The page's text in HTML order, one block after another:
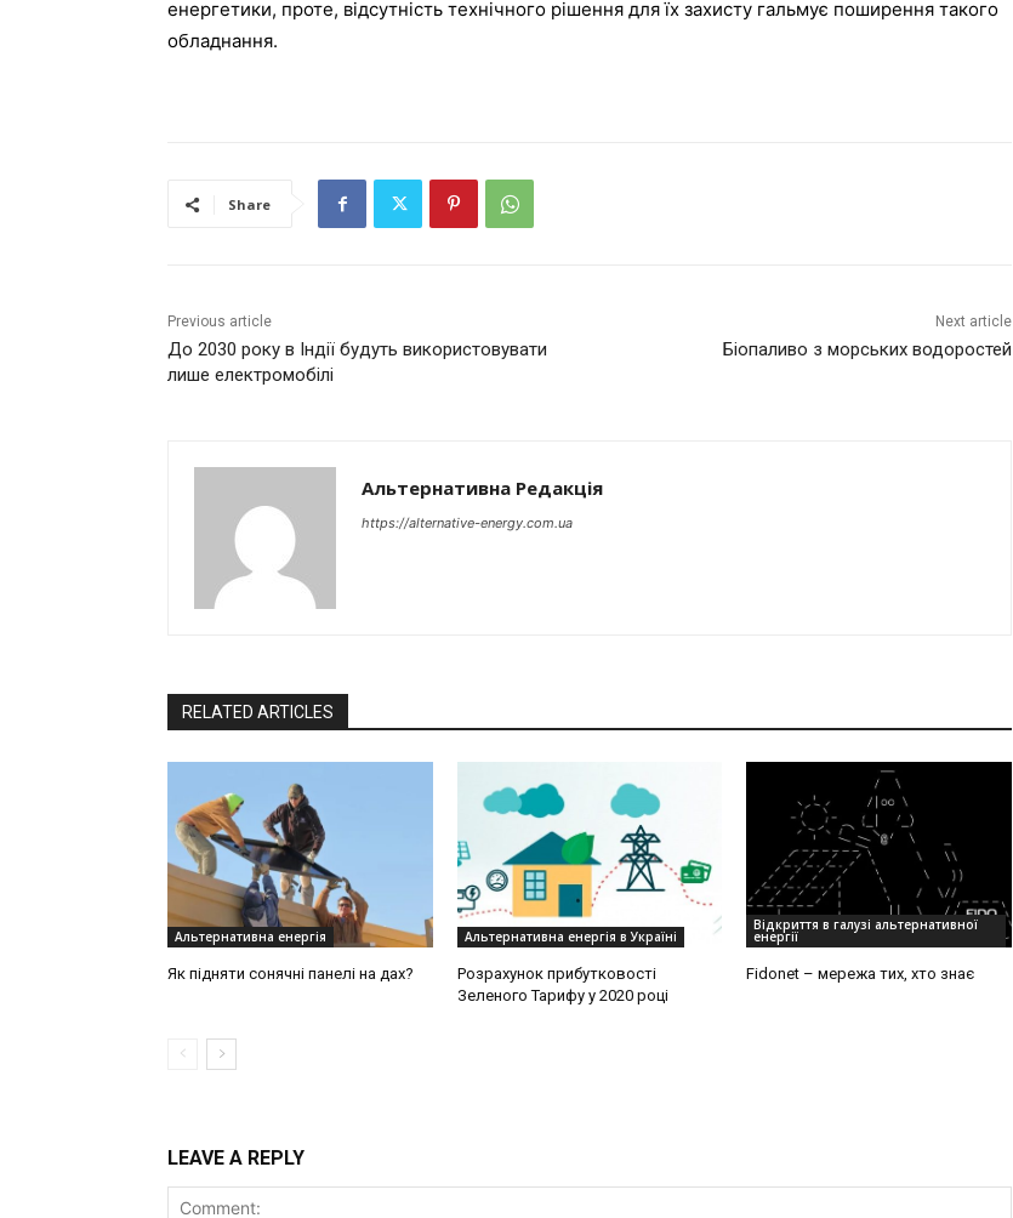
енергетики, проте, відсутність технічного рішення для їх захисту гальмує поширення такого
обладнання.
Share
Previous article
До 2030 року в Індії будуть використовувати
лише електромобілі
Next article
Біопаливо з морських водоростей
Альтернативна Редакція
https://alternative-energy.com.ua
RELATED ARTICLES
Альтернативна енергія
Як підняти сонячні панелі на дах?
Альтернативна енергія в Україні
Розрахунок прибутковості
Зеленого Тарифу у 2020 році
Відкриття в галузі альтернативної
енергії
Fidonet – мережа тих, хто знає
LEAVE A REPLY